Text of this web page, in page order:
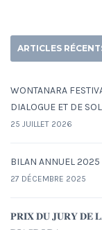
ARTICLES
WONTANARA
DIALOGUE ET DE
25 JUILLET 2026
BILAN ANNUEL 2025
27 DÉCEMBRE 2025
𝐏𝐑𝐈𝐗 𝐃𝐔 𝐉𝐔𝐑𝐘 𝐃𝐄